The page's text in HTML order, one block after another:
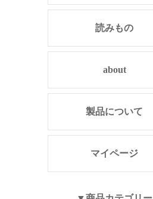
読みもの
about
製品について
マイページ